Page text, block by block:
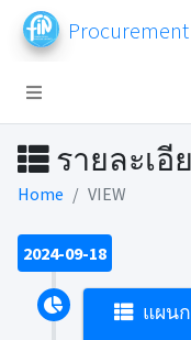
Procurement
รายละเอี
Home VIEW
2024-09-18
แผน